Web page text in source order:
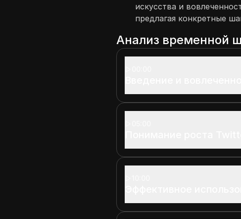
искусства и
предлагая конкретные
Анализ временной